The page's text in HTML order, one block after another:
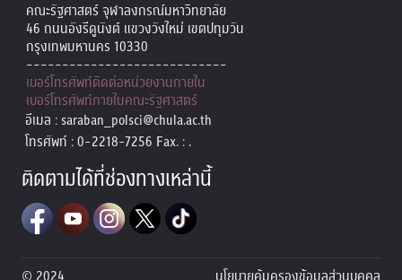
คณะรัฐศาสตร์ จุฬาลงกรณ์มหาวิทยาลัย
46 ถนนอังรีดูนังต์ แขวงวังใหม่ เขตปทุมวัน
กรุงเทพมหานคร 10330
----------------------------
เบอร์โทรศัพท์ติดต่อหน่วยงานภายใน
เบอร์โทรศัพท์ภายในคณะรัฐศาสตร์
อีเมล : saraban_polsci@chula.ac.th
โทรศัพท์ : 0-2218-7256 Fax. : .
ติดตามได้ที่ช่องทางเหล่านี้